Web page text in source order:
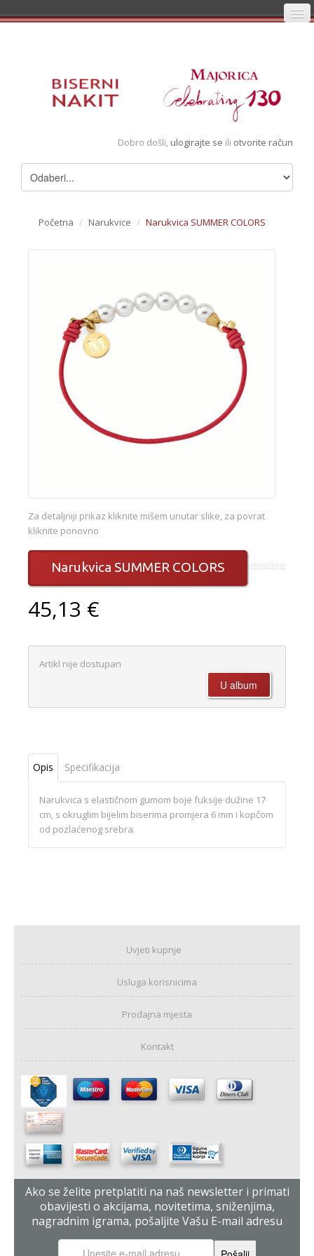
Registracija
Pregledani artikli
Dobro došli, ulogirajte se ili otvorite račun
Početna / Narukvice / Narukvica SUMMER COLORS
Za detaljniji prikaz kliknite mišem unutar slike, za povrat
kliknite ponovno
Narukvica SUMMER COLORS
45,13 €
Artikl nije dostupan
Opis Specifikacija
Narukvica s elastičnom gumom boje fuksije dužine 17
cm, s okruglim bijelim biserima promjera 6 mm i kopčom
od pozlaćenog srebra.
Uvjeti kupnje
Usluga korisnicima
Prodajna mjesta
Kontakt
Ako se želite pretplatiti na naš newsletter i primati
obavijesti o akcijama, novitetima, sniženjima,
nagradnim igrama, pošaljite Vašu E-mail adresu